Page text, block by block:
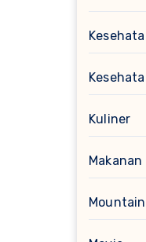
Kuliner
Makanan
Mountain